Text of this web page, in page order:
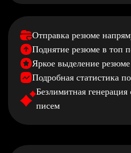
Отправка резюме
Поднятие резюме в топ
Яркое выделение
Подробная статистика
Безлимитная
писем